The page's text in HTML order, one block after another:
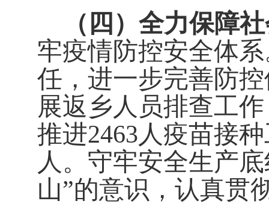
（四）全力保障
牢疫情防控安全体
任，进一步完善防
展返乡人员排查工
推进2463人疫苗接
人。守牢安全生产
山”的意识，认真贯